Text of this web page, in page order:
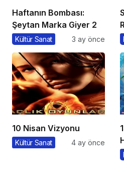
Haftanın Bombası:
Şeytan Marka Giyer 2
Kültür Sanat 3 ay önce
10 Nisan Vizyonu
Kültür Sanat 4 ay önce